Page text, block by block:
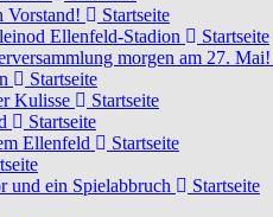
Vorstand!
Startseite
Ellenfeld-Stadion
Startseite
morgen am 27. Mai!
Startseite
Kulisse
Startseite
Startseite
Ellenfeld
Startseite
und ein Spielabbruch
Startseite